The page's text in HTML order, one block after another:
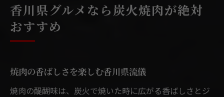
香川県グルメなら炭火焼肉が絶対
おすすめ
焼肉の香ばしさを楽しむ香川県流儀
焼肉の醍醐味は、炭火で焼いた時に広がる香ばしさとジ